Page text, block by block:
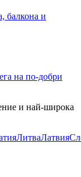
балкона и
на по-добри
и най-широка
ЛитваЛатвия